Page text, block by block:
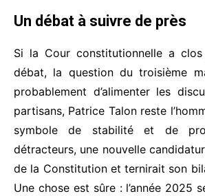
Un débat à suivre de près
Si la Cour constitutionnelle a
débat, la question du troisième
probablement d’alimenter les
partisans, Patrice Talon reste
symbole de stabilité et de
détracteurs, une nouvelle
de la Constitution et ternirait son
Une chose est sûre : l’année 2025